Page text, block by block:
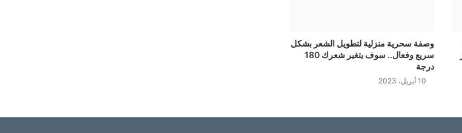
وصفة سحرية منزلية لتطويل الشعر بشكل
سريع وفعال.. سوف يتغير شعرك 180
درجة
10 أبريل، 2023